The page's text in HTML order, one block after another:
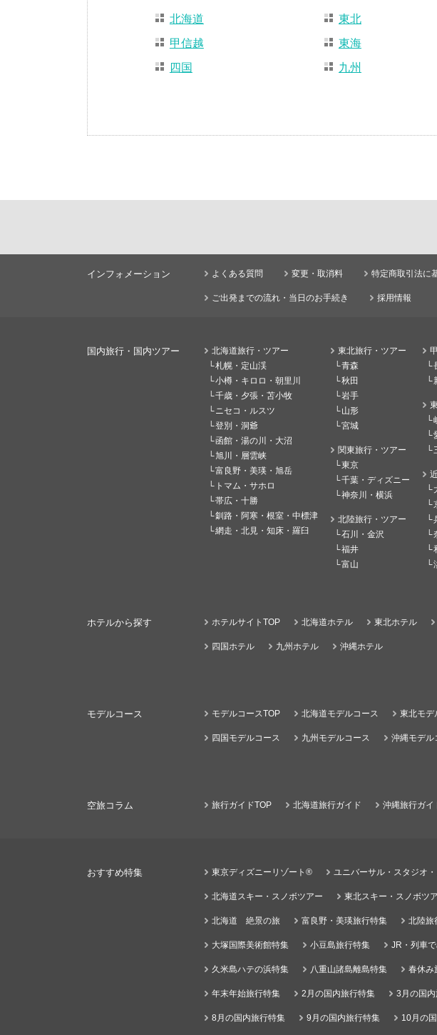
北海道 東北
甲信越
東海
四国
九州
インフォメーション よくある質問 変更・取消料 特定商取引法に
ご出発までの流れ・当日のお手続き 採用情報
国内旅行・国内ツアー
北海道旅行・ツアー
札幌・定山渓
小樽・キロロ・朝里川
千歳・夕張・苫小牧
ニセコ・ルスツ
登別・洞爺
函館・湯の川・大沼
旭川・層雲峡
富良野・美瑛・旭岳
トマム・サホロ
帯広・十勝
釧路・阿寒・根室・中標津
網走・北見・知床・羅臼
東北旅行・ツアー
青森
秋田
岩手
山形
宮城
関東旅行・ツアー
東京
千葉・ディズニー
神奈川・横浜
北陸旅行・ツアー
石川・金沢
福井
富山
ホテルから探す ホテルサイトTOP 北海道ホテル 東北ホテル
四国ホテル 九州ホテル 沖縄ホテル
モデルコース モデルコースTOP 北海道モデルコース 東北モデ
四国モデルコース 九州モデルコース 沖縄モデル
空旅コラム 旅行ガイドTOP 北海道旅行ガイド 沖縄旅行ガイ
おすすめ特集 東京ディズニーリゾート® ユニバーサル・スタジオ
北海道スキー・スノボツアー 東北スキー・スノボツ
北海道 絶景の旅 富良野・美瑛旅行特集 北陸旅
大塚国際美術館特集 小豆島旅行特集 JR・列車
久米島ハテの浜特集 八重山諸島離島特集 春休み
年末年始旅行特集 2月の国内旅行特集 3月の国
8月の国内旅行特集 9月の国内旅行特集 10月の